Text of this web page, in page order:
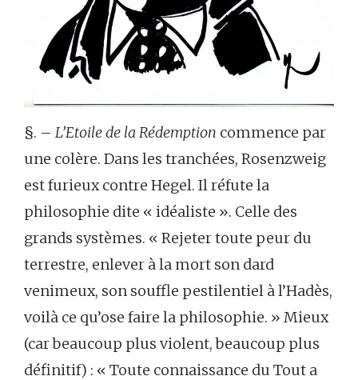
§. – L’Etoile de la Rédemption commence par
une colère. Dans les tranchées, Rosenzweig
est furieux contre Hegel. Il réfute la
philosophie dite « idéaliste ». Celle des
grands systèmes. « Rejeter toute peur du
terrestre, enlever à la mort son dard
venimeux, son souffle pestilentiel à l’Hadès,
voilà ce qu’ose faire la philosophie. » Mieux
(car beaucoup plus violent, beaucoup plus
définitif) : « Toute connaissance du Tout a